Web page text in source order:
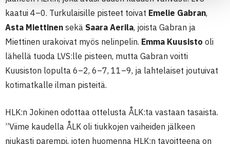
kaatui 4–0. Turkulaisille pisteet toivat Emelie Gabran,
Asta Miettinen sekä Saara Aerila, joista Gabran ja
Miettinen urakoivat myös nelinpelin. Emma Kuusisto oli
lähellä tuoda LVS:lle pisteen, mutta Gabran voitti
Kuusiston lopulta 6–2, 6–7, 11–9, ja lahtelaiset joutuivat
kotimatkalle ilman pisteitä.
HLK:n Jokinen odottaa ottelusta ÅLK:ta vastaan tasaista.
”Viime kaudella ÅLK oli tiukkojen vaiheiden jälkeen
niukasti parempi, joten huomenna HLK:n tavoitteena on